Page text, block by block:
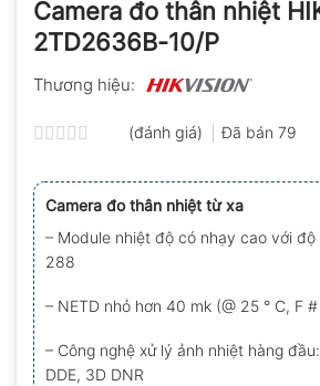
Camera đo thân nhiệt
2TD2636B-10/P
Thương hiệu:
xếp
hạng
0.0
5
sao
(đánh giá) Đã bán 79
Camera đo thân nhiệt từ xa
– Module nhiệt độ có nhạy cao với
288
– NETD nhỏ hơn 40 mk (@ 25 ° C, F #
– Công nghệ xử lý ảnh nhiệt hàng
DDE, 3D DNR